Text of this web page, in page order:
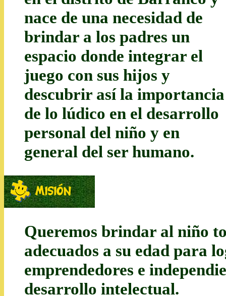
nace de una necesidad de
brindar a los padres un
espacio donde integrar el
juego con sus hijos y
descubrir así la importancia
de lo lúdico en el desarrollo
personal del niño y en
general del ser humano.
Queremos brindar al niño
adecuados a su edad para
emprendedores e
desarrollo intelectual.